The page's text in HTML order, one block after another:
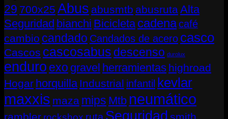
29 700x25 Abus abusmtb abusrutaAlta
Seguridad bianchi Bicicleta cadenacafé
cambio candado Candados de acero casco
Cascos cascosabus descenso durolux
enduro exo gravel herramientas highroad
Hogar horquilla Industrial infantil kevlar
maxxis maza mips Mtb neumático
rambler Seguridad smith